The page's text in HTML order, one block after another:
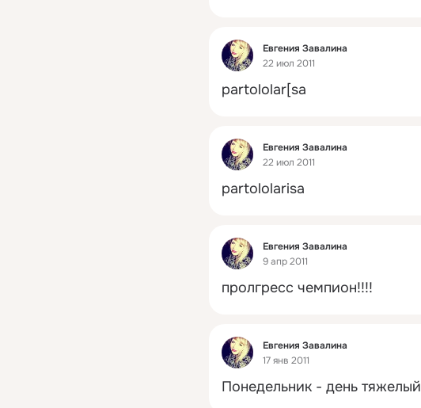
Фид
Евгения Завалина
22 июл 2011
partololar[sa
Фид
Евгения Завалина
22 июл 2011
partololarisa
Фид
Евгения Завалина
9 апр 2011
пролгресс чемпион!!!!
Фид
Евгения Завалина
17 янв 2011
Понедельник - день тяжелый